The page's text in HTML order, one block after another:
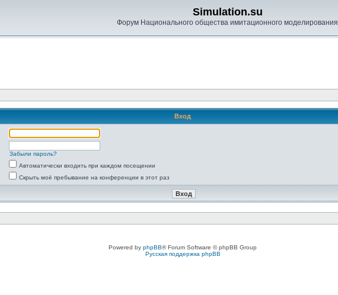
Simulation.su
Форум Национального общества имитационного моделирования
Вход
Забыли пароль?
Автоматически входить при каждом посещении
Скрыть моё пребывание на конференции в этот раз
Powered by phpBB® Forum Software © phpBB Group
Русская поддержка phpBB